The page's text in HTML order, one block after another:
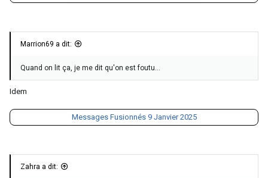
Marrion69 a dit:
Quand on lit ça, je me dit qu'on est foutu...
Idem
Messages Fusionnés 9 Janvier 2025
Zahra a dit: